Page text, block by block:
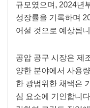
규모였으며, 2024년
성장률을 기록하며
어설 것으로 예상됩
공압 공구 시장은 제
양한 분야에서 사용
한 광범위한 채택은
심 요소에 기인합니